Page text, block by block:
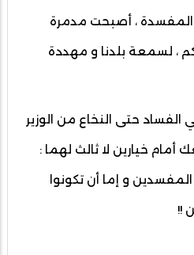
المفسدة ، أصبحت مدمرة
، لسمعة بلدنا و مهددة
حتى النخاع من الوزير
خيارين لا ثالث لهما :
و إما أن تكونوا
!!